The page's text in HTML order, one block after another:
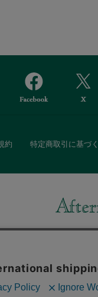
約 特定商取引に基づ
ギフトセットなどギフト
「ソーシャルギフト」